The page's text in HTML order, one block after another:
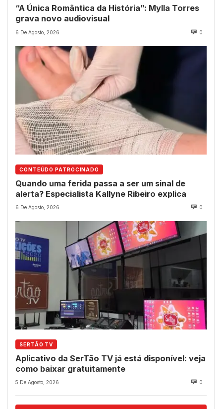
“A Única Romântica da História”: Mylla Torres
grava novo audiovisual
6 De Agosto, 2026 0
CONTEÚDO PATROCINADO
Quando uma ferida passa a ser um sinal de
alerta? Especialista Kallyne Ribeiro explica
6 De Agosto, 2026 0
SERTÃO TV
Aplicativo da SerTão TV já está disponível: veja
como baixar gratuitamente
5 De Agosto, 2026 0